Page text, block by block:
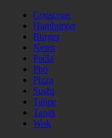
Couscous
Hamburger
Burger
Nems
Paëla
Phö
Pizza
Sushi
Tajine
Tapas
Wok